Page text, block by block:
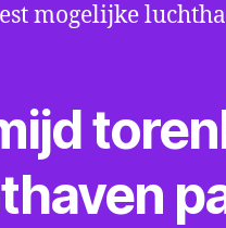
mogelijke